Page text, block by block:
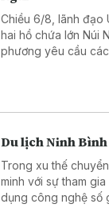
Chiều 6/8, lãnh đạo
hai hồ chứa lớn Núi
phương yêu cầu
Du lịch Ninh
Trong xu thế
minh với sự tham
dụng công nghệ số